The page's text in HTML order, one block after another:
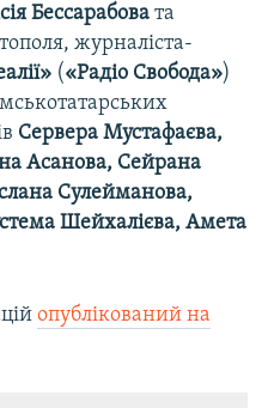
Бессарабова та
журналіста-
(«Радіо Свобода»)
Сервера Мустафаєва,
Асанова, Сейрана
Сулейманова,
Шейхалієва, Амета
опублікований на